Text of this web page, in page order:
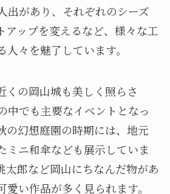
出があり、それぞれのシーズ
アップを変えるなど、様々な工
々を魅了しています。
くの岡山城も美しく照らさ
中でも主要なイベントとなっ
の幻想庭園の時期には、地元
ミニ和傘なども展示していま
太郎など岡山にちなんだ物があ
愛い作品が多く見られます。